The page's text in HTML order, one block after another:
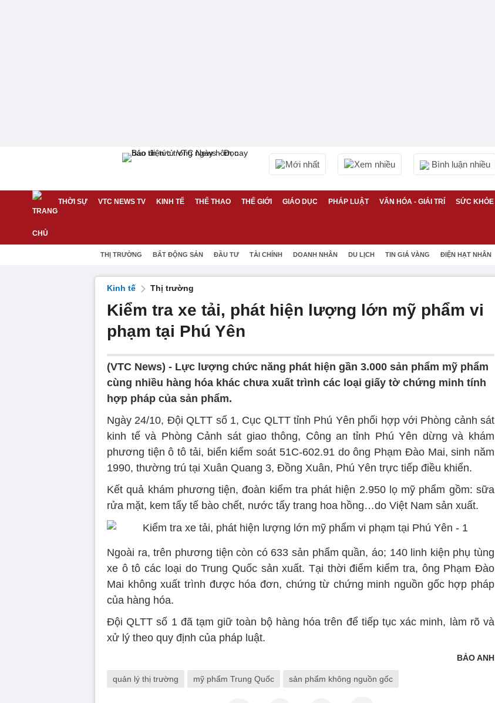
Mới nhất Xem nhiều Bình luận nhiều
THỜI SỰ VTC NEWS TV KINH TẾ THỂ THAO THẾ GIỚI GIÁO DỤC PHÁP LUẬT VĂN HÓA - GIẢI TRÍ SỨC KHỎE
THỊ TRƯỜNG BẤT ĐỘNG SẢN ĐẦU TƯ TÀI CHÍNH DOANH NHÂN DU LỊCH TIN GIÁ VÀNG ĐIỆN HẠT NHÂN
Kinh tế Thị trường
Kiểm tra xe tải, phát hiện lượng lớn mỹ phẩm vi
phạm tại Phú Yên
(VTC News) - Lực lượng chức năng phát hiện gần 3.000 sản phẩm mỹ phẩm
cùng nhiều hàng hóa khác chưa xuất trình các loại giấy tờ chứng minh tính
hợp pháp của sản phẩm.
Ngày 24/10, Đội QLTT số 1, Cục QLTT tỉnh Phú Yên phối hợp với Phòng cảnh sát
kinh tế và Phòng Cảnh sát giao thông, Công an tỉnh Phú Yên dừng và khám
phương tiện ô tô tải, biển kiểm soát 51C-602.91 do ông Phạm Đào Mai, sinh năm
1990, thường trú tại Xuân Quang 3, Đồng Xuân, Phú Yên trực tiếp điều khiển.
Kết quả khám phương tiện, đoàn kiểm tra phát hiện 2.950 lọ mỹ phẩm gồm: sữa
rửa mặt, kem tẩy tế bào chết, nước tẩy trang hoa hồng…do Việt Nam sản xuất.
Ngoài ra, trên phương tiện còn có 633 sản phẩm quần, áo; 140 linh kiện phụ tùng
xe ô tô các loại do Trung Quốc sản xuất. Tại thời điểm kiểm tra, ông Phạm Đào
Mai không xuất trình được hóa đơn, chứng từ chứng minh nguồn gốc hợp pháp
của hàng hóa.
Đội QLTT số 1 đã tạm giữ toàn bộ hàng hóa trên để tiếp tục xác minh, làm rõ và
xử lý theo quy định của pháp luật.
BẢO ANH
quản lý thị trường mỹ phẩm Trung Quốc sản phẩm không nguồn gốc